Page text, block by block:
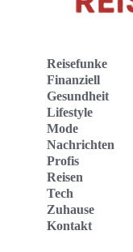
Reisefunke
Finanziell
Gesundheit
Lifestyle
Mode
Nachrichten
Profis
Reisen
Tech
Zuhause
Kontakt